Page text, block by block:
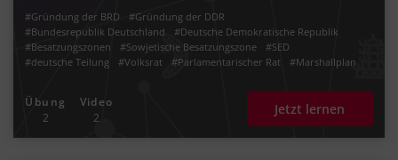
#Gründung der BRD
#Gründung der DDR
#Bundesrepublik Deutschland
#Deutsche Demokratische Republik
#Besatzungszonen
#Sowjetische Besatzungszone
#SED
#deutsche Teilung
#Volksrat #Parlamentarischer Rat
#Marshallplan
#Viermächte-Status
#Sowjetunion
#UdSSR
#Großbritannien
#Soziale Marktwirtschaft
#SPD
#Sozialistische Einheitspartei Deutschlands
#Ostmark
#Deutsche Mark
Übung
2
Video
2
Jetzt lernen